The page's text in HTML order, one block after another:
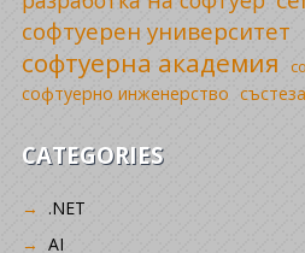
софтуерен университет
софтуерна академия
софтуерно инженерство
CATEGORIES
.NET
AI